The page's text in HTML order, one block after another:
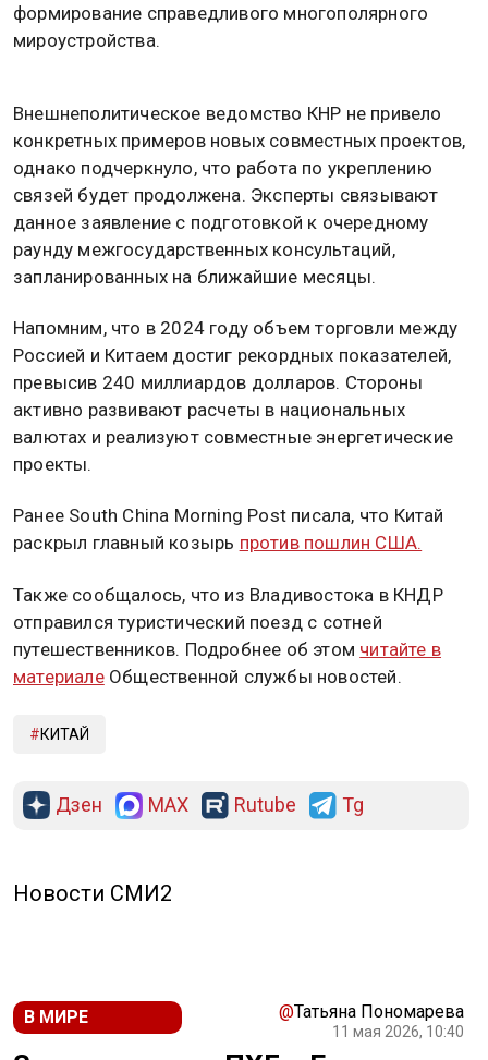
формирование справедливого многополярного
мироустройства.
Внешнеполитическое ведомство КНР не привело
конкретных примеров новых совместных проектов,
однако подчеркнуло, что работа по укреплению
связей будет продолжена. Эксперты связывают
данное заявление с подготовкой к очередному
раунду межгосударственных консультаций,
запланированных на ближайшие месяцы.
Напомним, что в 2024 году объем торговли между
Россией и Китаем достиг рекордных показателей,
превысив 240 миллиардов долларов. Стороны
активно развивают расчеты в национальных
валютах и реализуют совместные энергетические
проекты.
Ранее South China Morning Post писала, что Китай
раскрыл главный козырь против пошлин США.
Также сообщалось, что из Владивостока в КНДР
отправился туристический поезд с сотней
путешественников. Подробнее об этом читайте в
материалеОбщественной службы новостей.
КИТАЙ
Дзен MAX Rutube Tg
Новости СМИ2
В МИРЕ @Татьяна Пономарева
11 мая 2026, 10:40